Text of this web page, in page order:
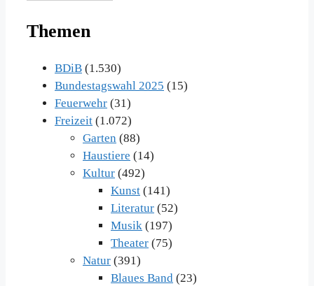
im
Themen
BDiB (1.530)
Bundestagswahl 2025 (15)
Feuerwehr (31)
Freizeit (1.072)
Garten (88)
Haustiere (14)
Kultur (492)
Kunst (141)
Literatur (52)
Musik (197)
Theater (75)
Natur (391)
Blaues Band (23)